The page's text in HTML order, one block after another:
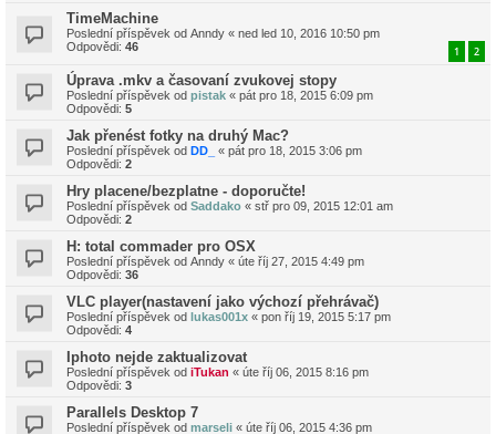
TimeMachine
Poslední příspěvek od Anndy « ned led 10, 2016 10:50 pm
Odpovědi: 46 1 2
Úprava .mkv a časovaní zvukovej stopy
Poslední příspěvek od pistak « pát pro 18, 2015 6:09 pm
Odpovědi: 5
Jak přenést fotky na druhý Mac?
Poslední příspěvek od DD_ « pát pro 18, 2015 3:06 pm
Odpovědi: 2
Hry placene/bezplatne - doporučte!
Poslední příspěvek od Saddako « stř pro 09, 2015 12:01 am
Odpovědi: 2
H: total commader pro OSX
Poslední příspěvek od Anndy « úte říj 27, 2015 4:49 pm
Odpovědi: 36
VLC player(nastavení jako výchozí přehrávač)
Poslední příspěvek od lukas001x « pon říj 19, 2015 5:17 pm
Odpovědi: 4
Iphoto nejde zaktualizovat
Poslední příspěvek od iTukan « úte říj 06, 2015 8:16 pm
Odpovědi: 3
Parallels Desktop 7
Poslední příspěvek od marseli « úte říj 06, 2015 4:36 pm